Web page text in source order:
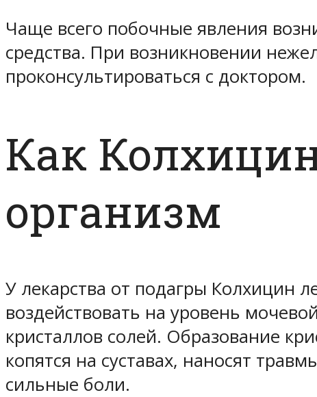
Чаще всего побочные явления
средства. При возникновении
проконсультироваться с доктором.
Как
организм
У лекарства от подагры Колхицин
воздействовать на уровень
кристаллов солей. Образование
копятся на суставах, наносят
сильные боли.